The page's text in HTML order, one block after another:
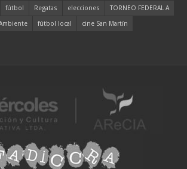
fútbol Regatas elecciones
TORNEO FEDERAL A
fútbol local cine San Martín